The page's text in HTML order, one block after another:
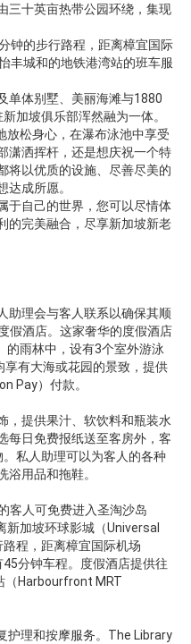
三十英亩热带公园环绕，集现
的步行路程，距离樟宜国际
丰城和的地铁港湾站的班车服
体别墅、美丽海滩与1880
加坡俱乐部浑然融为一体。
放松身心，在瀑布泳池中享受
潇洒挥杆，还是想庆祝一个特
将以优质的设施、尽善尽美的
达成所愿。
自己的世界，您可以尽情体
的完美融合，尽享新加坡新老
助理会与客人联系以确保其顺
假酒店。这家奢华的度假酒店
雨林中，设有3个室外游泳
有大海或花园的景致，提供
Pay）付款。
，提供果汁、软饮料和瓶装水
每日免费报纸送至客房外，客
私人助理可以为客人的各种
浴用品和拖鞋。
客人可免费进入圣淘沙岛
新加坡环球影城（Universal
程，距离樟宜国际机场
分钟车程。度假酒店提供往
（Harbourfront MRT
护理和按摩服务。The Library